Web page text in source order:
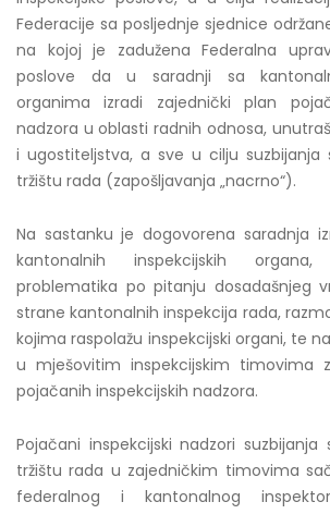
Federacije sa posljednje sjednice
na kojoj je zadužena Federalna
poslove da u saradnji sa
organima izradi zajednički plan
nadzora u oblasti radnih odnosa,
i ugostiteljstva, a sve u cilju suzbijanja
tržištu rada (zapošljavanja „nacrno“).
Na sastanku je dogovorena saradnja
kantonalnih inspekcijskih
problematika po pitanju dosadašnjeg
strane kantonalnih inspekcija rada,
kojima raspolažu inspekcijski organi, te
u mješovitim inspekcijskim timovima
pojačanih inspekcijskih nadzora.
Pojačani inspekcijski nadzori
tržištu rada u zajedničkim timovima
federalnog i kantonalnog